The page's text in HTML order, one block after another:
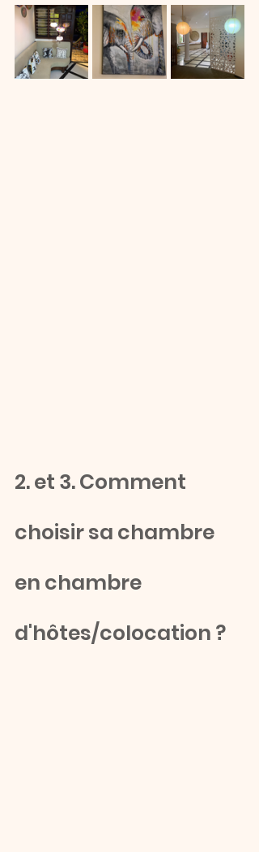
2. et 3. Comment
choisir sa chambre
en chambre
d'hôtes/colocation ?